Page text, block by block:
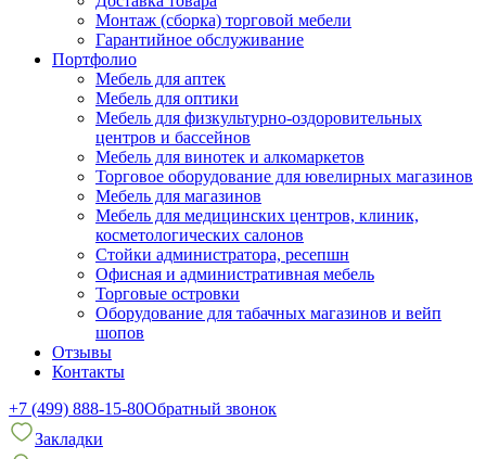
Монтаж (сборка) торговой мебели
Гарантийное обслуживание
Портфолио
Мебель для аптек
Мебель для оптики
Мебель для физкультурно-оздоровительных
центров и бассейнов
Мебель для винотек и алкомаркетов
Торговое оборудование для ювелирных магазинов
Мебель для магазинов
Мебель для медицинских центров, клиник,
косметологических салонов
Стойки администратора, ресепшн
Офисная и административная мебель
Торговые островки
Оборудование для табачных магазинов и вейп
шопов
Отзывы
Контакты
+7 (499) 888-15-80Обратный звонок
Закладки